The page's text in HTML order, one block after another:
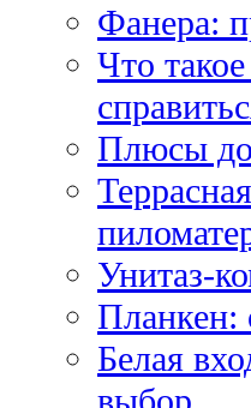
Фанера:
Что
Плюсы
Унитаз-
Планкен:
Белая